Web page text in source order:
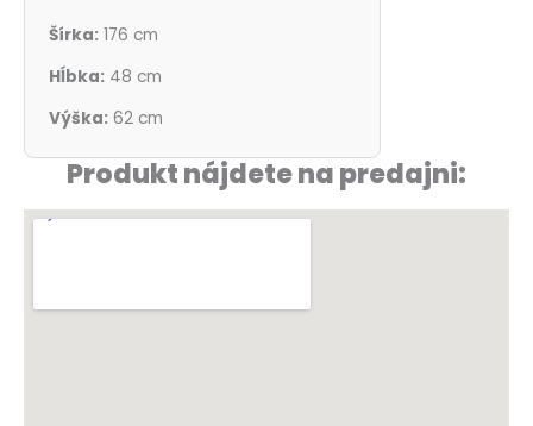
Šírka: 176 cm
Hĺbka: 48 cm
Výška: 62 cm
Produkt nájdete na predajni: